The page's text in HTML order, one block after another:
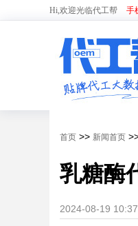
Hi,欢迎光临代工帮 手
首页 >> 新闻首页
乳糖酶
2024-08-19